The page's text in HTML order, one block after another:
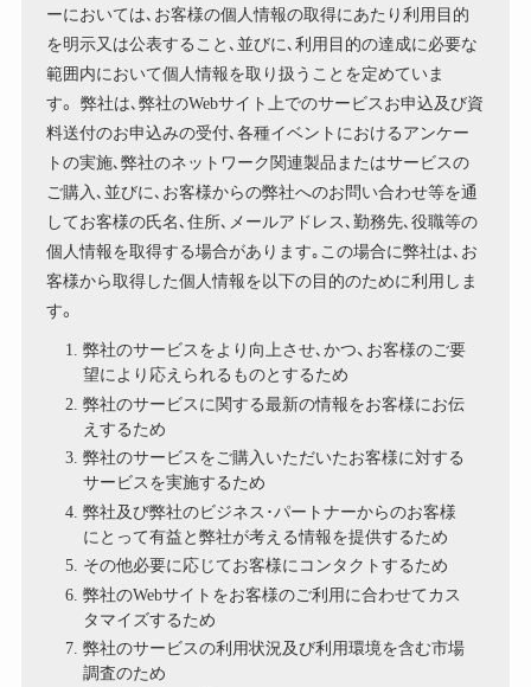
ーにおいては､お客様の個人情報の取得にあたり利用目的
を明示又は公表すること､並びに､利用目的の達成に必要な
範囲内において個人情報を取り扱うことを定めていま
す。 弊社は､弊社のWebサイト上でのサービスお申込及び資
料送付のお申込みの受付､各種イベントにおけるアンケー
トの実施､弊社のネットワーク関連製品またはサービスの
ご購入､並びに､お客様からの弊社へのお問い合わせ等を通
してお客様の氏名､住所､メールアドレス､勤務先､役職等の
個人情報を取得する場合があります｡この場合に弊社は､お
客様から取得した個人情報を以下の目的のために利用しま
す。
弊社のサービスをより向上させ､かつ、お客様のご要
望により応えられるものとするため
弊社のサービスに関する最新の情報をお客様にお伝
えするため
弊社のサービスをご購入いただいたお客様に対する
サービスを実施するため
弊社及び弊社のビジネス･パートナーからのお客様
にとって有益と弊社が考える情報を提供するため
その他必要に応じてお客様にコンタクトするため
弊社のWebサイトをお客様のご利用に合わせてカス
タマイズするため
弊社のサービスの利用状況及び利用環境を含む市場
調査のため